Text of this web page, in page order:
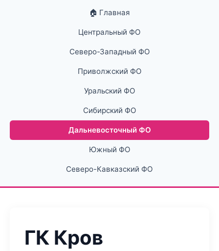
🏠 Главная
Центральный ФО
Северо-Западный ФО
Приволжский ФО
Уральский ФО
Сибирский ФО
Дальневосточный ФО
Южный ФО
Северо-Кавказский ФО
ГК Кров